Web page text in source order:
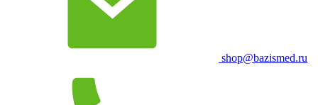
shop@bazismed.ru